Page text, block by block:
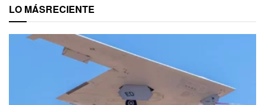
LO MÁSRECIENTE